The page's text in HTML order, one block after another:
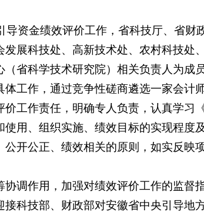
导资金绩效评价工作，省科技厅、省
展科技处、高新技术处、农村科技
省科学技术研究院）相关负责人为
工作，通过竞争性磋商遴选一家会计
价工作责任，明确专人负责，认真学
用、组织实施、绩效目标的实现程度
公开公正、绩效相关的原则，如实反
协调作用，加强对绩效评价工作的监
科技部、财政部对安徽省中央引导地